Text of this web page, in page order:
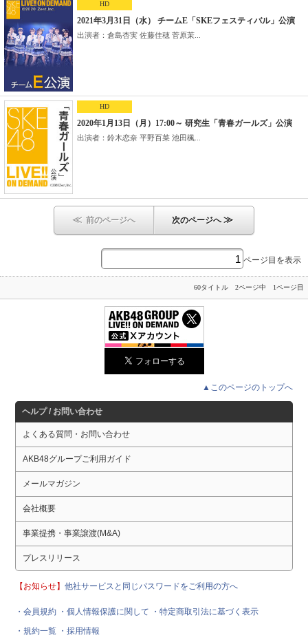
HD
2021年3月31日（水） チームE「SKEフェスティバル」公演
出演者：倉島杏実 佐藤佳穂 菅原茉...
HD
2020年1月13日（月）17:00～ 研究生「青春ガールズ」公演
出演者：鈴木恋奈 平野百菜 池田楓...
≪ 前のページへ 次のページへ≫
ページ目を表示
60タイトル 2ページ中 1ページ目
▲このページのトップへ
ヘルプ / お問い合わせ
よくある質問・お問い合わせ
AKB48グループご利用ガイド
メールマガジン
会社概要
事業提携・事業譲渡(M&A)
プレスリリース
【お知らせ】他社サービスと同じパスワードをご利用の方へ
・会員規約 ・個人情報保護に関して
・特定商取引法に基づく表示
・規約一覧 ・採用情報